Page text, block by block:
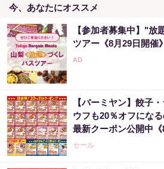
今、あなたにオススメ
【参加者募集中】"放
ツアー《8月29日開催》
【バーミヤン】餃子
ウフも20％オフにな
最新クーポン公開中《
セール